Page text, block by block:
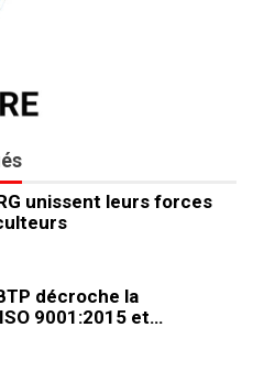
unissent leurs forces
décroche la
9001:2015 et…